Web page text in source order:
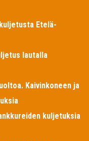
Etelä-
lautalla
Kaivinkoneen ja
kuljetuksia